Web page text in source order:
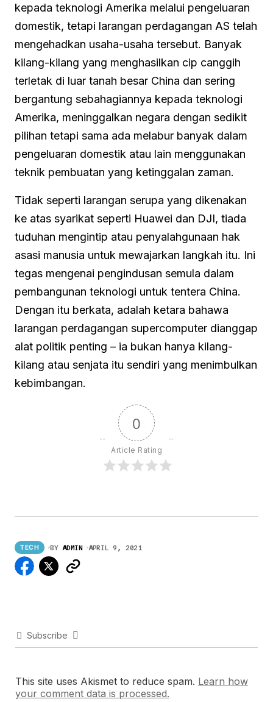
kepada teknologi Amerika melalui pengeluaran
domestik, tetapi larangan perdagangan AS telah
mengehadkan usaha-usaha tersebut. Banyak
kilang-kilang yang menghasilkan cip canggih
terletak di luar tanah besar China dan sering
bergantung sebahagiannya kepada teknologi
Amerika, meninggalkan negara dengan sedikit
pilihan tetapi sama ada melabur banyak dalam
pengeluaran domestik atau lain menggunakan
teknik pembuatan yang ketinggalan zaman.
Tidak seperti larangan serupa yang dikenakan
ke atas syarikat seperti Huawei dan DJI, tiada
tuduhan mengintip atau penyalahgunaan hak
asasi manusia untuk mewajarkan langkah itu. Ini
tegas mengenai pengindusan semula dalam
pembangunan teknologi untuk tentera China.
Dengan itu berkata, adalah ketara bahawa
larangan perdagangan supercomputer dianggap
alat politik penting – ia bukan hanya kilang-
kilang atau senjata itu sendiri yang menimbulkan
kebimbangan.
0
Article Rating
TECH BY ADMIN APRIL 9, 2021
Subscribe
This site uses Akismet to reduce spam. Learn how
your comment data is processed.